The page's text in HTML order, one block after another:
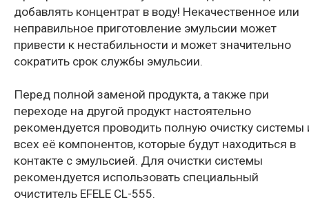
добавлять концентрат в воду! Некачественное или
неправильное приготовление эмульсии может
привести к нестабильности и может значительно
сократить срок службы эмульсии.
Перед полной заменой продукта, а также при
переходе на другой продукт настоятельно
рекомендуется проводить полную очистку системы
всех её компонентов, которые будут находиться в
контакте с эмульсией. Для очистки системы
рекомендуется использовать специальный
очиститель EFELE CL-555.